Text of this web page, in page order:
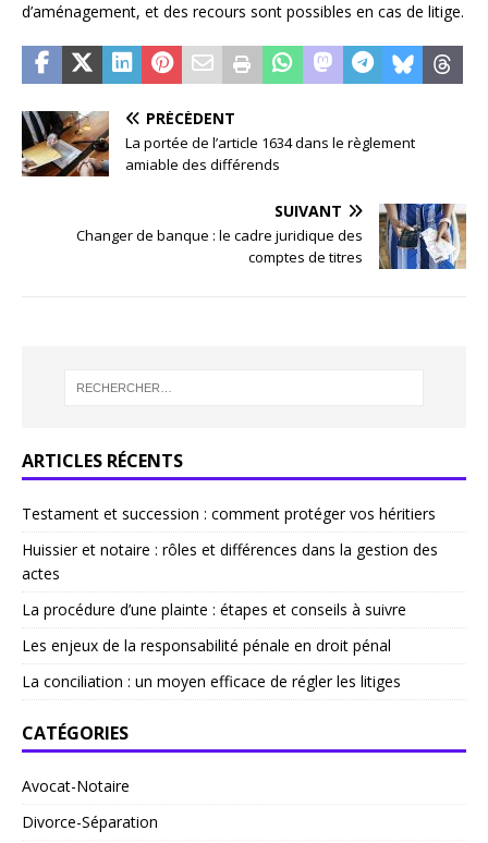
d’aménagement, et des recours sont possibles en cas de litige.
PRÉCÉDENT
La portée de l’article 1634 dans le règlement
amiable des différends
SUIVANT
Changer de banque : le cadre juridique des
comptes de titres
ARTICLES RÉCENTS
Testament et succession : comment protéger vos héritiers
Huissier et notaire : rôles et différences dans la gestion des
actes
La procédure d’une plainte : étapes et conseils à suivre
Les enjeux de la responsabilité pénale en droit pénal
La conciliation : un moyen efficace de régler les litiges
CATÉGORIES
Avocat-Notaire
Divorce-Séparation